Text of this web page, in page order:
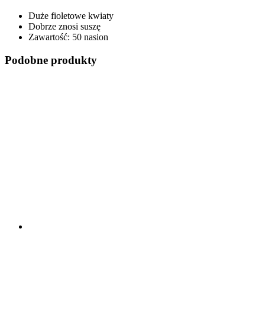
Duże fioletowe kwiaty
Dobrze znosi suszę
Zawartość: 50 nasion
Podobne produkty